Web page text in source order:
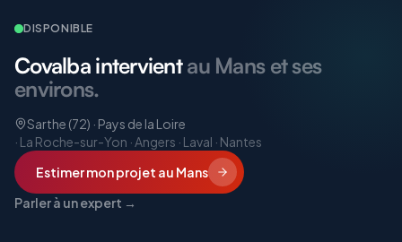
DISPONIBLE
Covalba intervientau Mans et ses
environs.
Sarthe (72) · Pays de la Loire
· La Roche-sur-Yon · Angers · Laval · Nantes
Estimer mon projet au Mans
Parler à un expert →